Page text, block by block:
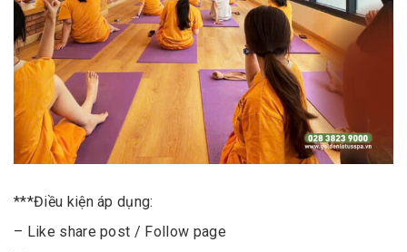
***Điều kiện áp dụng:
– Like share post / Follow page